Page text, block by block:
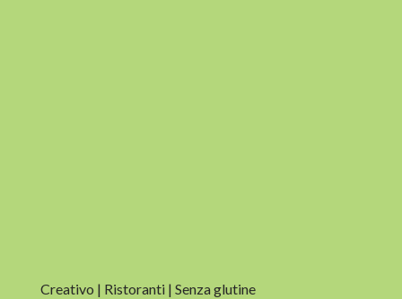
Creativo | Ristoranti | Senza glutine